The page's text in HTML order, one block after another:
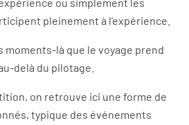
pleinement à l’expérience.
moments-là que le voyage prend
delà du pilotage.
on retrouve ici une forme de
typique des événements